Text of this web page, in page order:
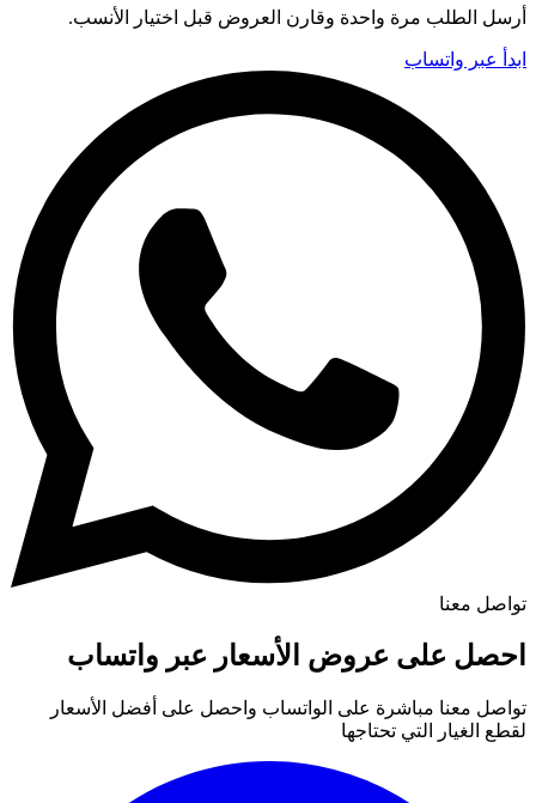
أرسل الطلب مرة واحدة وقارن العروض قبل اختيار الأنسب.
ابدأ عبر واتساب
تواصل معنا
احصل على عروض الأسعار عبر واتساب
تواصل معنا مباشرة على الواتساب واحصل على أفضل الأسعار
لقطع الغيار التي تحتاجها